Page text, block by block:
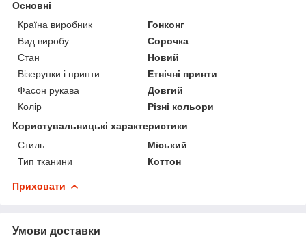
Основні
Країна виробник
Гонконг
Вид виробу
Сорочка
Стан
Новий
Візерунки і принти
Етнічні принти
Фасон рукава
Довгий
Колір
Різні кольори
Користувальницькі характеристики
Стиль
Міський
Тип тканини
Коттон
Приховати
Умови доставки